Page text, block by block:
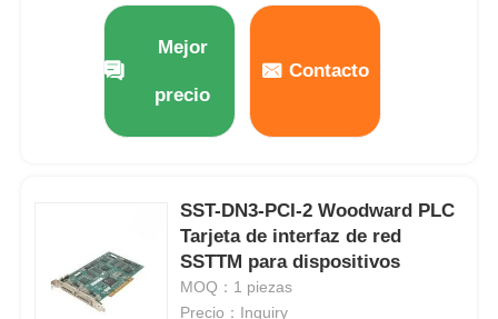
Foxboro PLC
PLC triple del ICS
Módulo del PLC de Schneider
Módulo Ge Fanuc
Mejor
precio
Contacto
SST-DN3-PCI-2 Woodward PLC
Tarjeta de interfaz de red
SSTTM para dispositivos
MOQ：1 piezas
Precio：Inquiry